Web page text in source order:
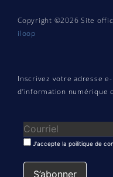
Copyright ©2026 Site
iloop
Inscrivez votre adresse
d’information numérique
J'accepte la poilitique de